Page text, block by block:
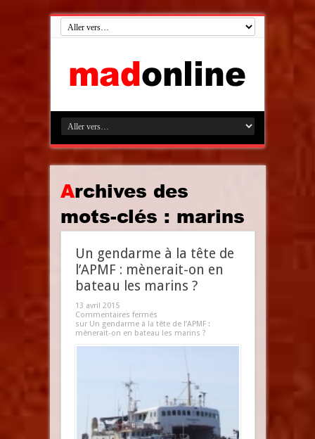
Archives des
mots-clés : marins
Un gendarme à la tête de
l’APMF : mènerait-on en
bateau les marins ?
13 avril 2015
Commentaires fermés
sur Un gendarme à la tête de l’APMF :
mènerait-on en bateau les marins ?